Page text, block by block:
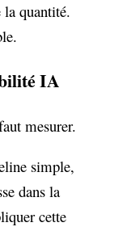
quantité.
IA
mesurer.
simple,
dans la
cette